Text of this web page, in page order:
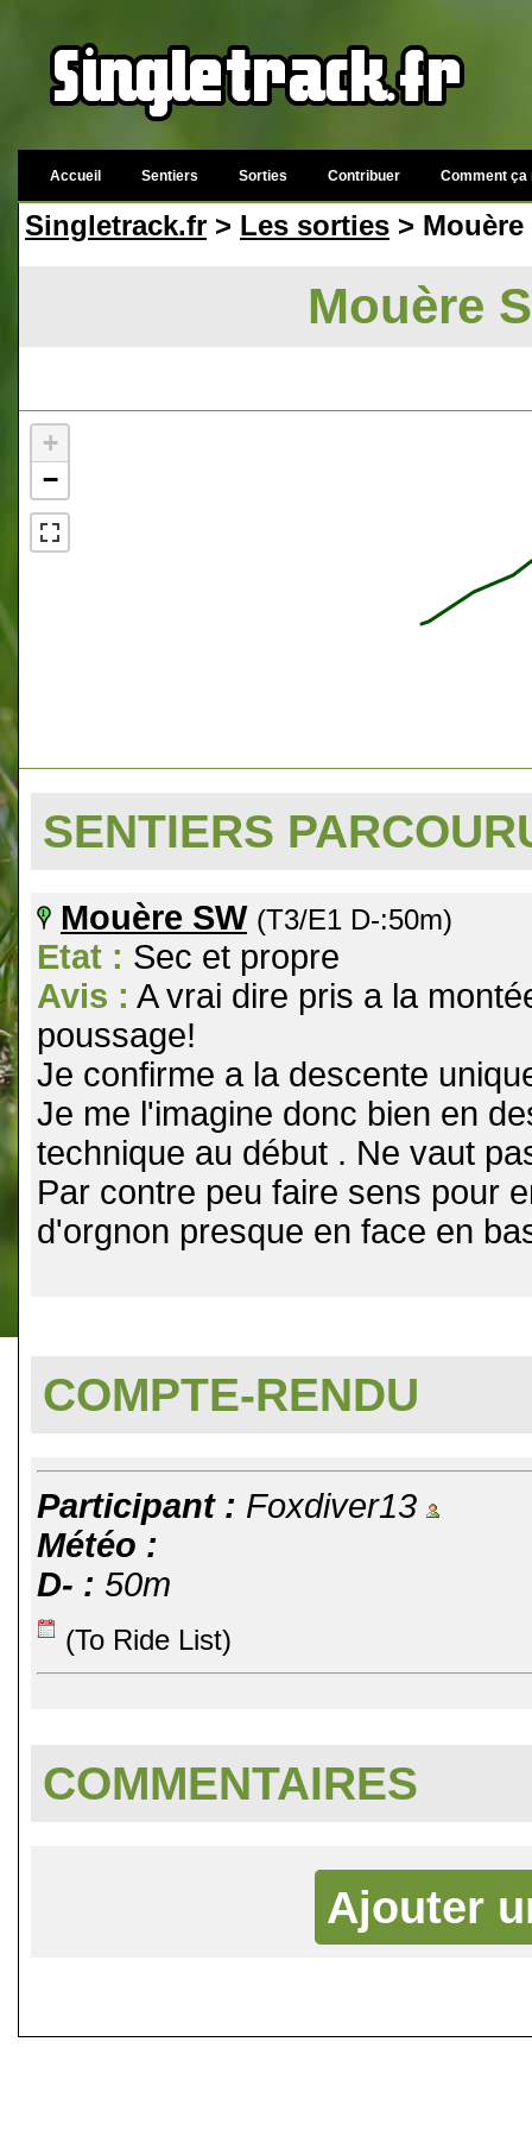
Accueil Sentiers Sorties Contribuer Comment ça
Singletrack.fr > Les sorties > Mouère
Mouère
+
−
SENTIERS
Mouère SW (T3/E1 D-:50m)
Etat : Sec et propre
Avis : A vrai dire pris a la
poussage!
Je confirme a la descente
Je me l'imagine donc bien en
technique au début . Ne vaut
Par contre peu faire sens pour
d'orgnon presque en face en
COMPTE-RENDU
Participant : Foxdiver13
Météo :
D- : 50m
(To Ride List)
COMMENTAIRES
Ajouter